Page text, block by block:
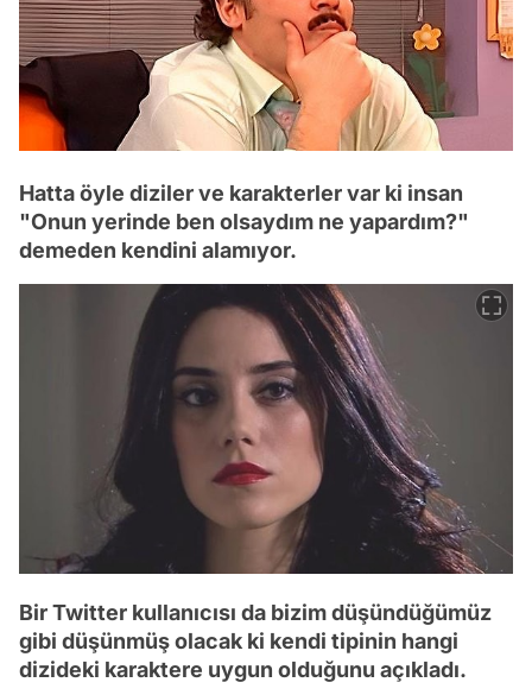
Hatta öyle diziler ve karakterler var ki insan
"Onun yerinde ben olsaydım ne yapardım?"
demeden kendini alamıyor.
Bir Twitter kullanıcısı da bizim düşündüğümüz
gibi düşünmüş olacak ki kendi tipinin hangi
dizideki karaktere uygun olduğunu açıkladı.